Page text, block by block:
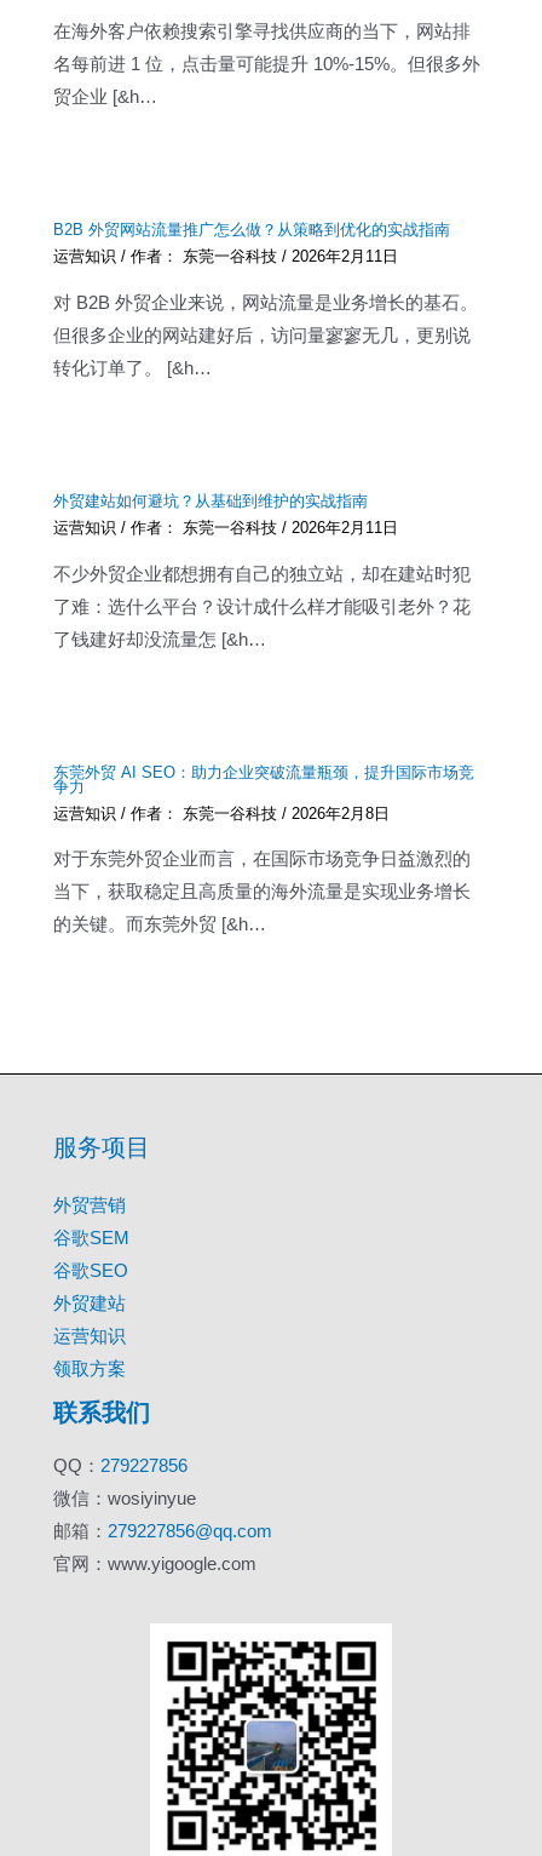
在海外客户依赖搜索引擎寻找供应商的当下，网站排
名每前进 1 位，点击量可能提升 10%-15%。但很多外
贸企业 [&h…
B2B 外贸网站流量推广怎么做？从策略到优化的实战指南
运营知识 / 作者： 东莞一谷科技/2026年2月11日
对 B2B 外贸企业来说，网站流量是业务增长的基石。
但很多企业的网站建好后，访问量寥寥无几，更别说
转化订单了。 [&h…
外贸建站如何避坑？从基础到维护的实战指南
运营知识 / 作者： 东莞一谷科技/2026年2月11日
不少外贸企业都想拥有自己的独立站，却在建站时犯
了难：选什么平台？设计成什么样才能吸引老外？花
了钱建好却没流量怎 [&h…
东莞外贸 AI SEO：助力企业突破流量瓶颈，提升国际市场竞
争力
运营知识 / 作者： 东莞一谷科技/ 2026年2月8日
对于东莞外贸企业而言，在国际市场竞争日益激烈的
当下，获取稳定且高质量的海外流量是实现业务增长
的关键。而东莞外贸 [&h…
服务项目
外贸营销
谷歌SEM
谷歌SEO
外贸建站
运营知识
领取方案
联系我们
QQ： 279227856
微信：wosiyinyue
邮箱： 279227856@qq.com
官网：www.yigoogle.com